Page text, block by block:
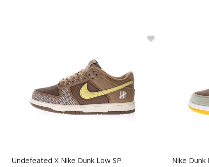
Undefeated X Nike Dunk Low SP
Nike Dunk